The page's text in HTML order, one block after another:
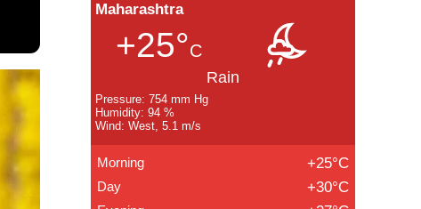
Maharashtra
+25°C
Rain
Pressure: 754 mm Hg
Humidity: 94 %
Wind: West, 5.1 m/s
Morning +25°C
Day +30°C